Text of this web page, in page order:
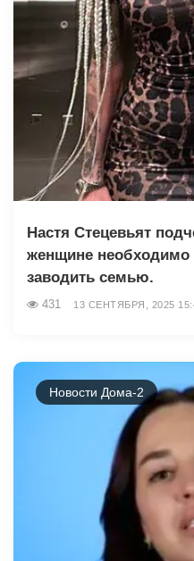
Настя Стецевьят
женщине необходимо
заводить семью.
431 13 СЕНТЯБРЯ, 2025
Новости Дома-2